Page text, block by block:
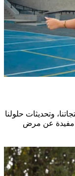
وتحديثات حلولنا
مفيدة عن مرض